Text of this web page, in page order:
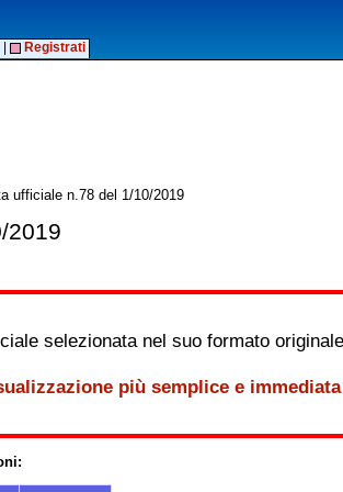
Registrati
ufficiale n.78 del 1/10/2019
2019
selezionata nel suo formato
più semplice e